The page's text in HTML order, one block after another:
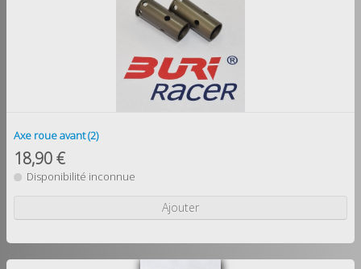
Axe roue avant (2)
18,90 €
Disponibilité inconnue
Ajouter